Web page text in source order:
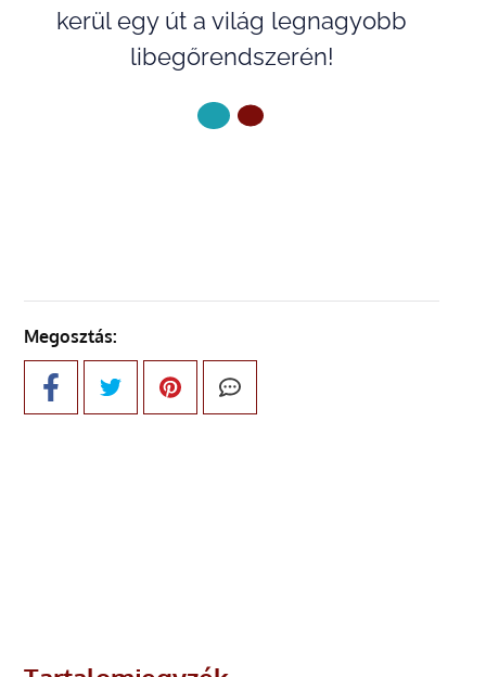
kerül egy út a világ legnagyobb
libegőrendszerén!
Megosztás: